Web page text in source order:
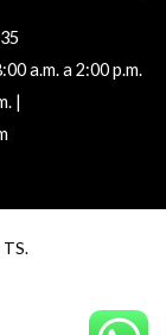
a.m. a 2:00 p.m.
|